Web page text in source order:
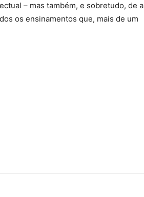
– mas também, e sobretudo, de a
os ensinamentos que, mais de um